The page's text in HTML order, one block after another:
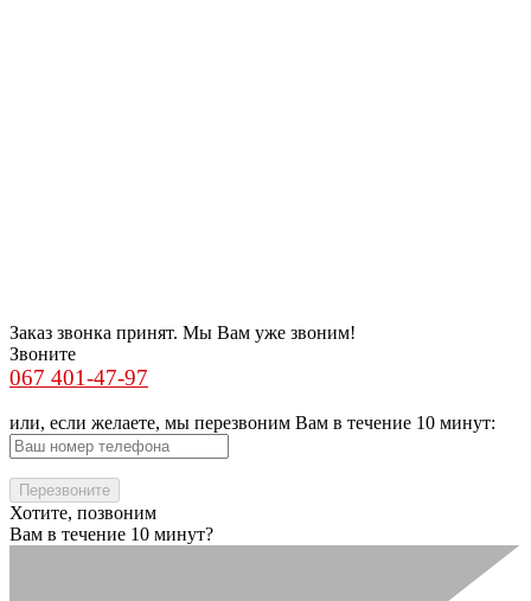
Заказ звонка принят. Мы Вам уже звоним!
Звоните
067 401-47-97
или, если желаете, мы перезвоним Вам в течение 10 минут:
Хотите, позвоним
Вам в течение 10 минут?